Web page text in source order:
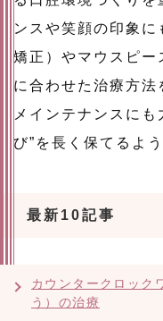
ンスや笑顔の印象
矯正）やマウスピー
に合わせた治療方
メインテナンスに
び”を長く保てるよ
最新10記事
カウンタークロック
う）の治療